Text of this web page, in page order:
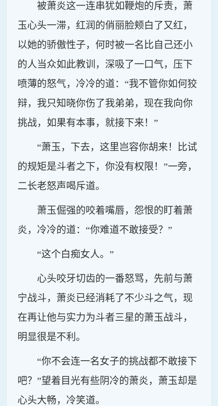
被萧炎这一连串犹如鞭炮的斥责，萧
玉心头一滞，红润的俏丽脸颊白了又红，
以她的骄傲性子，何时被一名比自己还小
的人当众如此教训，深吸了一口气，压下
喷薄的怒气，冷冷的道：“我不管你如何狡
辩，我只知晓你伤了我弟弟，现在我向你
挑战，如果有本事，就接下来！”
“萧玉，下去，这里岂容你胡来！比试
的规矩是斗者之下，你没有权限！”一旁，
二长老怒声喝斥道。
萧玉倔强的咬着嘴唇，怨恨的盯着萧
炎，冷冷的道：“你难道不敢接受？”
“这个白痴女人。”
心头咬牙切齿的一番怒骂，先前与萧
宁战斗，萧炎已经消耗了不少斗之气，现
在再让他与实力为斗者三星的萧玉战斗，
明显很是不利。
“你不会连一名女子的挑战都不敢接下
吧？”望着目光有些阴冷的萧炎，萧玉却是
心头大畅，冷笑道。